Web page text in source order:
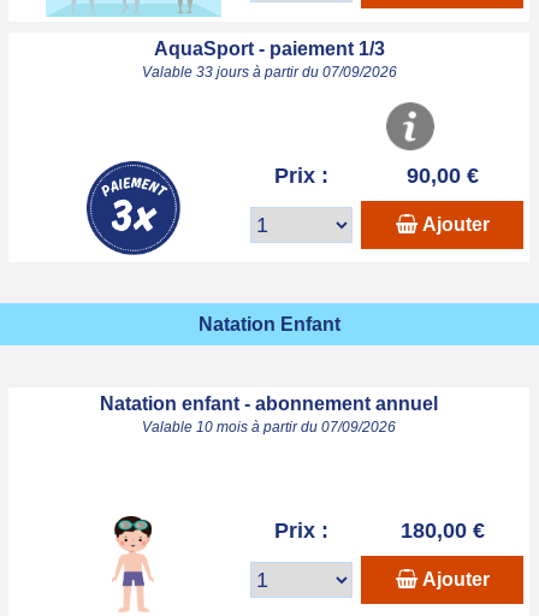
AquaSport - paiement 1/3
Valable 33 jours à partir du 07/09/2026
Prix : 90,00 €
Ajouter
Natation Enfant
Natation enfant - abonnement annuel
Valable 10 mois à partir du 07/09/2026
Prix : 180,00 €
Ajouter